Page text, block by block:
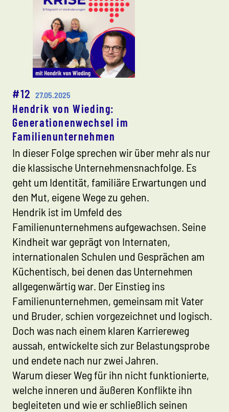
#12 27.05.2025
Hendrik von Wieding:
Generationenwechsel im
Familienunternehmen
In dieser Folge sprechen wir über mehr als nur
die klassische Unternehmensnachfolge. Es
geht um Identität, familiäre Erwartungen und
den Mut, eigene Wege zu gehen.
Hendrik ist im Umfeld des
Familienunternehmens aufgewachsen. Seine
Kindheit war geprägt von Internaten,
internationalen Schulen und Gesprächen am
Küchentisch, bei denen das Unternehmen
allgegenwärtig war. Der Einstieg ins
Familienunternehmen, gemeinsam mit Vater
und Bruder, schien vorgezeichnet und logisch.
Doch was nach einem klaren Karriereweg
aussah, entwickelte sich zur Belastungsprobe
und endete nach nur zwei Jahren.
Warum dieser Weg für ihn nicht funktionierte,
welche inneren und äußeren Konflikte ihn
begleiteten und wie er schließlich seinen